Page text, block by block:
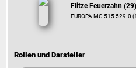
Flitze Feuerzahn
EUROPA MC 515 529.0
Rollen und Darsteller